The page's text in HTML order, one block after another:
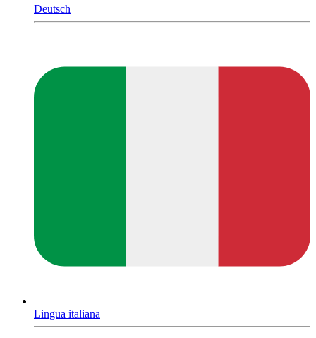
Deutsch
Lingua italiana